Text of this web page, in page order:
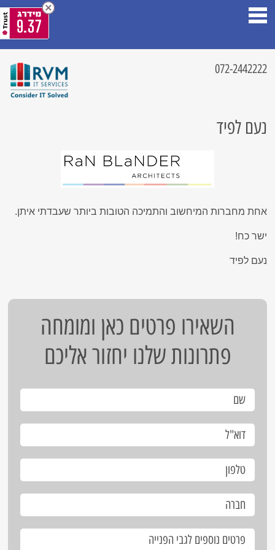
072-2442222
נעם לפיד
אחת מחברות המיחשוב והתמיכה הטובות ביותר שעבדתי איתן.
ישר כח!
נעם לפיד
השאירו פרטים כאן ומומחה
פתרונות שלנו יחזור אליכם
9.37